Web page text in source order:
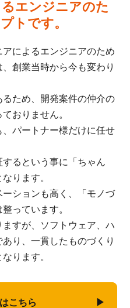
エンジニアのた
トです。
によるエンジニアのため
創業当時から今も変わり
ため、開発案件の仲介の
おりません。
パートナー様だけに任せ
るという事に「ちゃん
ります。
ションも高く、「モノづ
っています。
すが、ソフトウェア、ハ
り、一貫したものづくり
ります。
こちら